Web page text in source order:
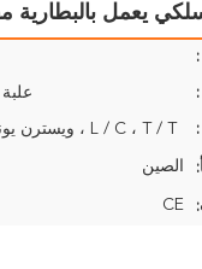
يعمل بالبطارية
L / C ، T / T ، ويسترن يونيون ، موني جرام
الصين
CE